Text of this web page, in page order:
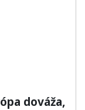
dováža,